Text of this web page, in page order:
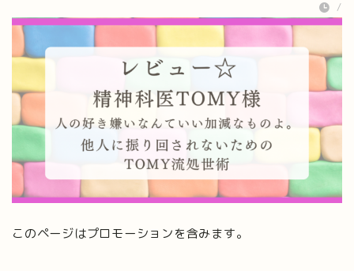
/
このページはプロモーションを含みます。